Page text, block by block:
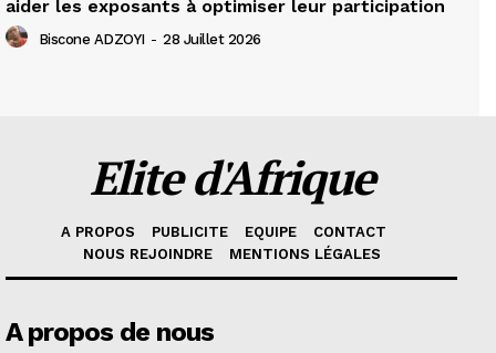
aider les exposants à optimiser leur participation
Biscone ADZOYI - 28 Juillet 2026
Elite d'Afrique
A PROPOS PUBLICITE EQUIPE
CONTACT
NOUS REJOINDRE
MENTIONS LÉGALES
A propos de nous